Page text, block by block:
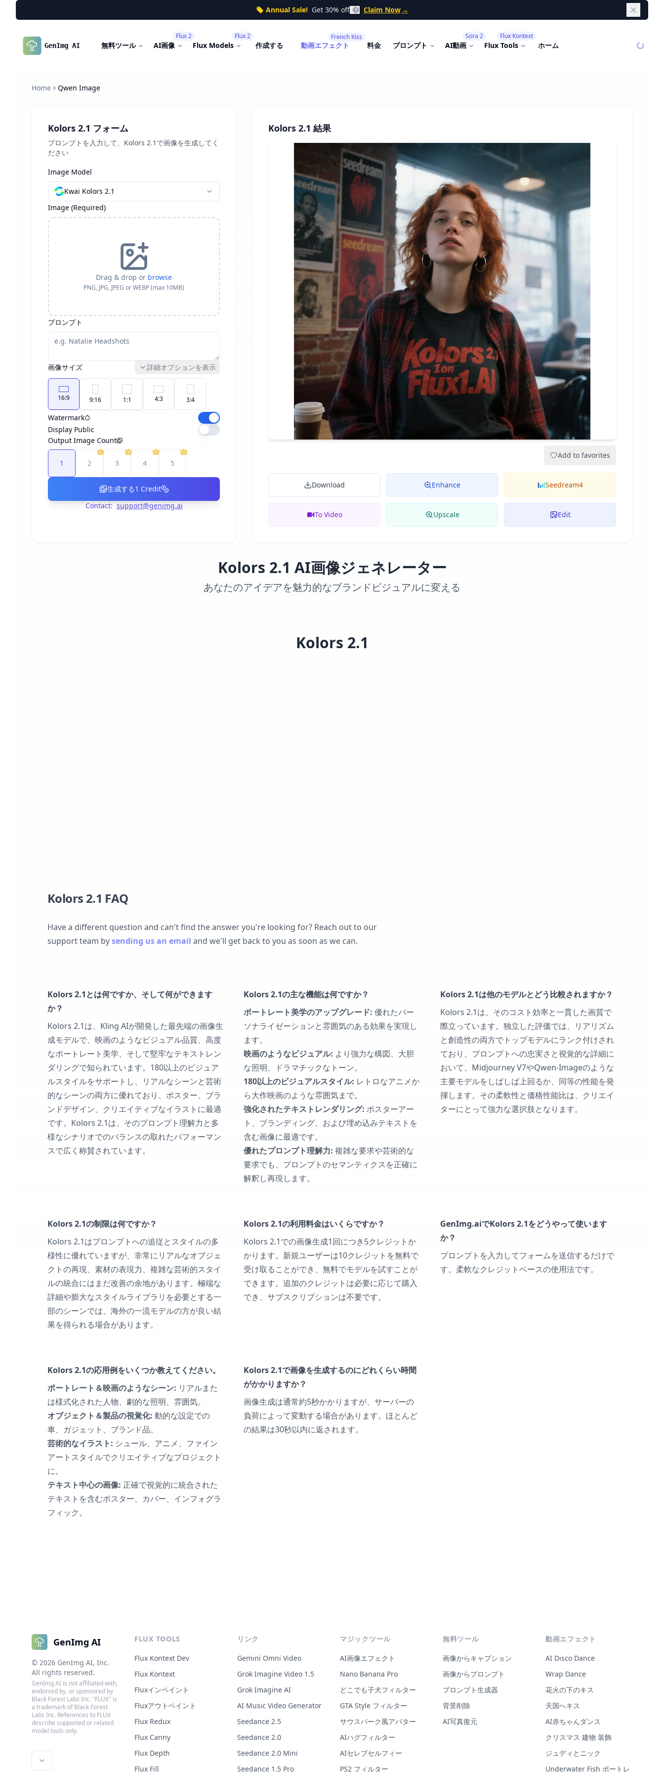
Annual Sale! Get 30% off Claim Now → Dismiss
GenImg AI 無料ツール AI画像
Flux 2
Flux Models
Flux 2
作成する 動画エフェクト
French Kiss
料金 プロンプト AI動画
Sora 2
Flux Tools
Flux Kontext
ホーム
Home Qwen Image
Kolors 2.1 フォーム
プロンプトを入力して、Kolors 2.1で画像を生成してく
ださい
Image Model
Kwai Kolors 2.1
Image (Required)
Drag & drop or browse
PNG, JPG, JPEG or WEBP (max 10MB)
プロンプト
画像サイズ 詳細オプションを表示
16:9 9:16 1:1 4:3 3:4
3:2 2:3
Watermark
Display Public
Output Image Count
1 2 3 4 5
生成する1 Credit
Contact: support@genimg.ai
Kolors 2.1 結果
Add to favorites
Download Enhance Seedream4
To Video Upscale Edit
Kolors 2.1 AI画像ジェネレーター
あなたのアイデアを魅力的なブランドビジュアルに変える
Kolors 2.1
Kolors 2.1 FAQ
Have a different question and can't find the answer you're looking for? Reach out to our
support team bysending us an email and we'll get back to you as soon as we can.
Kolors 2.1とは何ですか、そして何ができます
か？
Kolors 2.1は、Kling AIが開発した最先端の画像生
成モデルで、映画のようなビジュアル品質、高度
なポートレート美学、そして堅牢なテキストレン
ダリングで知られています。180以上のビジュア
ルスタイルをサポートし、リアルなシーンと芸術
的なシーンの両方に優れており、ポスター、ブラ
ンドデザイン、クリエイティブなイラストに最適
です。Kolors 2.1は、そのプロンプト理解力と多
様なシナリオでのバランスの取れたパフォーマン
スで広く称賛されています。
Kolors 2.1の主な機能は何ですか？
ポートレート美学のアップグレード: 優れたパー
ソナライゼーションと雰囲気のある効果を実現し
ます。
映画のようなビジュアル: より強力な構図、大胆
な照明、ドラマチックなトーン。
180以上のビジュアルスタイル: レトロなアニメか
ら大作映画のような雰囲気まで。
強化されたテキストレンダリング: ポスターアー
ト、ブランディング、および埋め込みテキストを
含む画像に最適です。
優れたプロンプト理解力: 複雑な要求や芸術的な
要求でも、プロンプトのセマンティクスを正確に
解釈し再現します。
Kolors 2.1は他のモデルとどう比較されますか？
Kolors 2.1は、そのコスト効率と一貫した画質で
際立っています。独立した評価では、リアリズム
と創造性の両方でトップモデルにランク付けされ
ており、プロンプトへの忠実さと視覚的な詳細に
おいて、Midjourney V7やQwen-Imageのような
主要モデルをしばしば上回るか、同等の性能を発
揮します。その柔軟性と価格性能比は、クリエイ
ターにとって強力な選択肢となります。
Kolors 2.1の制限は何ですか？
Kolors 2.1はプロンプトへの追従とスタイルの多
様性に優れていますが、非常にリアルなオブジェ
クトの再現、素材の表現力、複雑な芸術的スタイ
ルの統合にはまだ改善の余地があります。極端な
詳細や膨大なスタイルライブラリを必要とする一
部のシーンでは、海外の一流モデルの方が良い結
果を得られる場合があります。
Kolors 2.1の利用料金はいくらですか？
Kolors 2.1での画像生成1回につき5クレジットか
かります。新規ユーザーは10クレジットを無料で
受け取ることができ、無料でモデルを試すことが
できます。追加のクレジットは必要に応じて購入
でき、サブスクリプションは不要です。
GenImg.aiでKolors 2.1をどうやって使います
か？
プロンプトを入力してフォームを送信するだけで
す。柔軟なクレジットベースの使用法です。
Kolors 2.1の応用例をいくつか教えてください。
ポートレート＆映画のようなシーン: リアルまた
は様式化された人物、劇的な照明、雰囲気。
オブジェクト＆製品の視覚化: 動的な設定での
車、ガジェット、ブランド品。
芸術的なイラスト: シュール、アニメ、ファイン
アートスタイルでクリエイティブなプロジェクト
に。
テキスト中心の画像: 正確で視覚的に統合された
テキストを含むポスター、カバー、インフォグラ
フィック。
Kolors 2.1で画像を生成するのにどれくらい時間
がかかりますか？
画像生成は通常約5秒かかりますが、サーバーの
負荷によって変動する場合があります。ほとんど
の結果は30秒以内に返されます。
GenImg AI
© 2026 GenImg AI, Inc.
All rights reserved.
GenImg AI is not affiliated with,
endorsed by, or sponsored by
Black Forest Labs Inc. "FLUX" is
a trademark of Black Forest
Labs Inc. References to FLUX
describe supported or related
model tools only.
FLUX TOOLS
Flux Kontext Dev
Flux Kontext
Fluxインペイント
Fluxアウトペイント
Flux Redux
Flux Canny
Flux Depth
Flux Fill
リンク
Gemini Omni Video
Grok Imagine Video 1.5
Grok Imagine AI
AI Music Video Generator
Seedance 2.5
Seedance 2.0
Seedance 2.0 Mini
Seedance 1.5 Pro
マジックツール
AI画像エフェクト
Nano Banana Pro
どこでも子犬フィルター
GTA Style フィルター
サウスパーク風アバター
AIハグフィルター
AIセレブセルフィー
PS2 フィルター
無料ツール
画像からキャプション
画像からプロンプト
プロンプト生成器
背景削除
AI写真復元
動画エフェクト
AI Disco Dance
Wrap Dance
花火の下のキス
天国へキス
AI赤ちゃんダンス
クリスマス 建物 装飾
ジュディとニック
Underwater Fish ポートレ